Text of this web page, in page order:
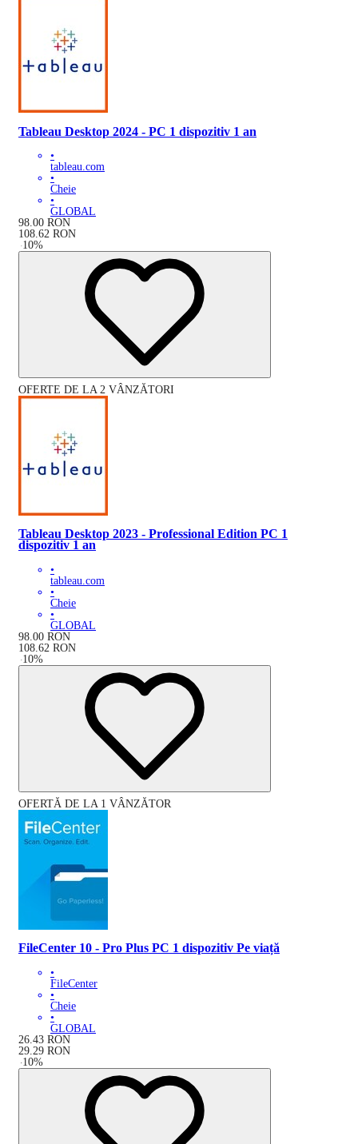
Tableau Desktop 2024 - PC 1 dispozitiv 1 an
•
tableau.com
•
Cheie
•
GLOBAL
98.00 RON
108.62 RON
-10%
OFERTE DE LA 2 VÂNZĂTORI
Tableau Desktop 2023 - Professional Edition PC 1
dispozitiv 1 an
•
tableau.com
•
Cheie
•
GLOBAL
98.00 RON
108.62 RON
-10%
OFERTĂ DE LA 1 VÂNZĂTOR
FileCenter 10 - Pro Plus PC 1 dispozitiv Pe viață
•
FileCenter
•
Cheie
•
GLOBAL
26.43 RON
29.29 RON
-10%